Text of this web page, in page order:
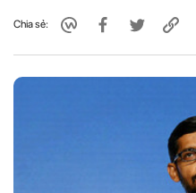
Chia sẻ: